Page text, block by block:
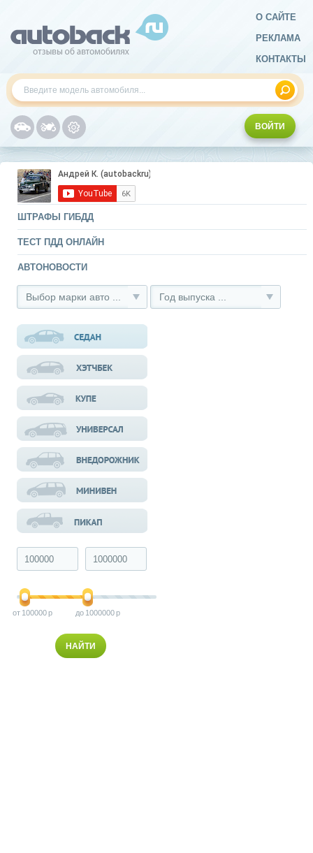
О САЙТЕ
РЕКЛАМА
КОНТАКТЫ
ВОЙТИ
ШТРАФЫ ГИБДД
ТЕСТ ПДД ОНЛАЙН
АВТОНОВОСТИ
Выбор марки авто ... Год выпуска ...
100000 1000000